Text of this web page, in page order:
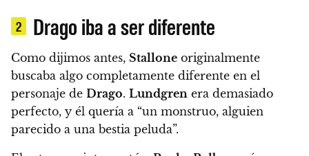
2 Drago iba a ser diferente
Como dijimos antes, Stallone originalmente
buscaba algo completamente diferente en el
personaje de Drago. Lundgren era demasiado
perfecto, y él quería a “un monstruo, alguien
parecido a una bestia peluda”.